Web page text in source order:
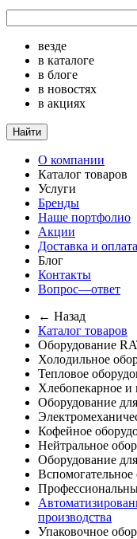
везде
в каталоге
в блоге
в новостях
в акциях
Найти
О компании
Каталог товаров
Услуги
Бренды
Наше портфолио
Акции
Доставка и оплата
Блог
Контакты
Вопрос—ответ
← Назад
Каталог товаров
Оборудование
Холодильное
Тепловое
Хлебопекарное и
Оборудование
Кофейное
Нейтральное
Оборудование
производства
Упаковочное